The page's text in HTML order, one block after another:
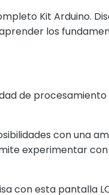
Kit Arduino.
los
de
con una
experimentar
con esta pantalla